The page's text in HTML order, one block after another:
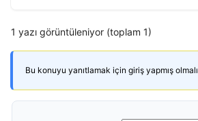
1 yazı görüntüleniyor (toplam 1)
Bu konuyu yanıtlamak için giriş yapmış